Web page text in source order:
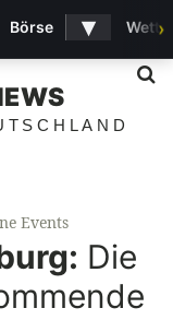
Events
Die
Börse ▾ ›